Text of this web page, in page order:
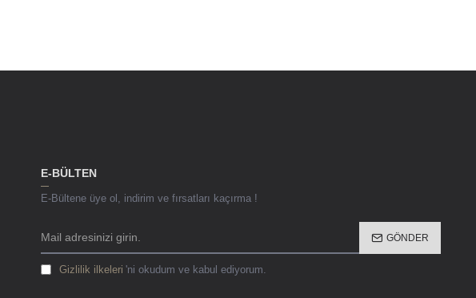
E-BÜLTEN
E-Bültene üye ol, indirim ve fırsatları kaçırma !
GÖNDER
Gizlilik ilkeleri 'ni okudum ve kabul ediyorum.